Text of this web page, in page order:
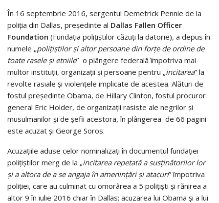
În 16 septembrie 2016, sergentul Demetrick Pennie de la
poliţia din Dallas, preşedinte al Dallas Fallen Officer
Foundation (Fundaţia poliţiştilor căzuţi la datorie), a depus în
numele „poliţiştilor şi altor persoane din forţe de ordine de
toate rasele şi etniile” o plângere federală împotriva mai
multor instituţii, organizaţii şi persoane pentru „incitarea” la
revolte rasiale şi violenţele implicate de acestea. Alături de
fostul preşedinte Obama, de Hillary Clinton, fostul procuror
general Eric Holder, de organizaţii rasiste ale negrilor şi
musulmanilor şi de şefii acestora, în plângerea de 66 pagini
este acuzat şi George Soros.
Acuzaţiile aduse celor nominalizaţi în documentul fundaţiei
poliţiştilor merg de la „incitarea repetată a susţinătorilor lor
şi a altora de a se angaja în ameninţări şi atacuri” împotriva
poliţiei, care au culminat cu omorârea a 5 poliţişti şi rănirea a
altor 9 în iulie 2016 chiar în Dallas; acuzarea lui Obama şi a lui